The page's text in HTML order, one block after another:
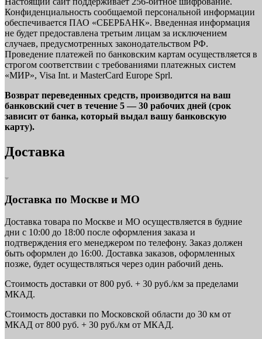
Конфиденциальность сообщаемой персональной информации
обеспечивается ПАО «СБЕРБАНК». Введенная информация
не будет предоставлена третьим лицам за исключением
случаев, предусмотренных законодательством РФ.
Проведение платежей по банковским картам осуществляется в
строгом соответствии с требованиями платежных систем
«МИР», Visa Int. и MasterCard Europe Sprl.
Возврат переведенных средств, производится на ваш
банковский счет в течение 5 — 30 рабочих дней (срок
зависит от банка, который выдал вашу банковскую
карту).
Доставка
Доставка по Москве и МО
Доставка товара по Москве и МО осуществляется в будние
дни с 10:00 до 18:00 после оформления заказа и
подтверждения его менеджером по телефону. Заказ должен
быть оформлен до 16:00. Доставка заказов, оформленных
позже, будет осуществляться через один рабочий день.
Стоимость доставки от 800 руб. + 30 руб./км за пределами
МКАД.
Стоимость доставки по Московской области до 30 км от
МКАД от 800 руб. + 30 руб./км от МКАД.